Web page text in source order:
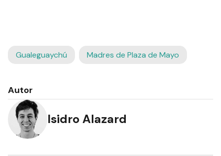
Gualeguaychú Madres de Plaza de Mayo
Autor
Isidro Alazard